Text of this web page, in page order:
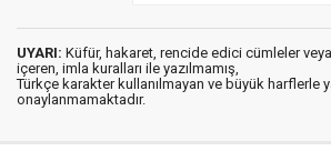
UYARI: Küfür, hakaret, rencide edici cümleler
içeren, imla kuralları ile yazılmamış,
Türkçe karakter kullanılmayan ve büyük harflerle
onaylanmamaktadır.